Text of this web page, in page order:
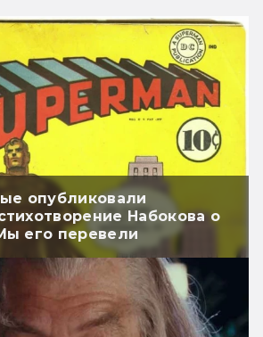
опубликовали
Набокова о
его перевели